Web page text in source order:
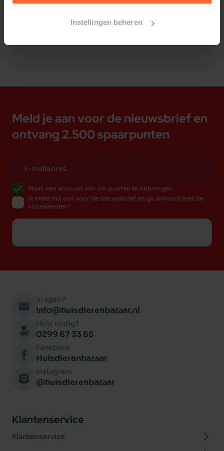
Instellingen beheren
Meld je aan voor de nieuwsbrief en
ontvang 2.500 spaarpunten
Maak een account aan om punten te ontvangen
Ik meld mij aan voor de nieuwsbrief en ga akkoord met de
voorwaarden
Vragen?
info@huisdierenbazaar.nl
Hulp nodig?
0299 67 33 65
Facebook
Huisdierenbazaar
Instagram
@huisdierenbazaar
Klantenservice
Klantenservice